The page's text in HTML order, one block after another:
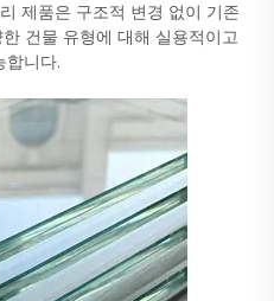
제품은 구조적 변경 없이 기존
건물 유형에 대해 실용적이고
합니다.